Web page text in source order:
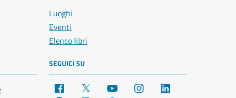
Luoghi
Eventi
Elenco libri
SEGUICI SU
Facebook YouTube Instagram